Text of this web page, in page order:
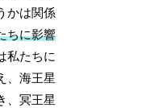
かは関係
ちに影響
私たちに
、海王星
、冥王星